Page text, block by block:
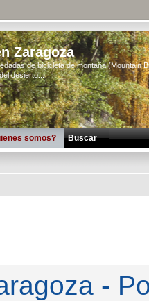
Zaragoza
de bicicleta de montaña (Mountain
desierto...
somos? Buscar
-